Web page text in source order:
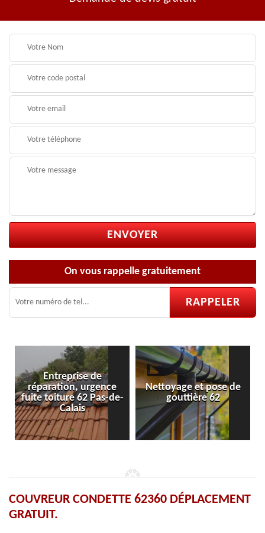
On vous rappelle gratuitement
Nettoyage et pose de
gouttière 62
Pose et réparation de
velux 62
COUVREUR CONDETTE 62360 DÉPLACEMENT
GRATUIT.